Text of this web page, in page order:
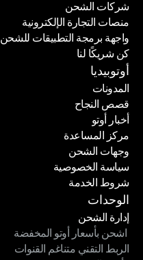
شركات الشحن
شركات الشحن
منصات التجارة الإلكترونية
منصات التجارة الإلكترونية
واجهة برمجة التطبيقات للشحن
واجهة برمجة التطبيقات للشحن
كن شريكًا لنا
كن شريكًا لنا
أوتوبيديا
المدونات
المدونات
قصص النجاح
قصص النجاح
أخبار أوتو
أخبار أوتو
مركز المساعدة
مركز المساعدة
وجهات الشحن
وجهات الشحن
سياسة الخصوصية
سياسة الخصوصية
شروط الخدمة
شروط الخدمة
الوحدات
إدارة الشحن
إدارة الشحن
اشحن بأسعار أوتو المخفضة
اشحن بأسعار أوتو المخفضة
الربط التقني متناغم القنوات